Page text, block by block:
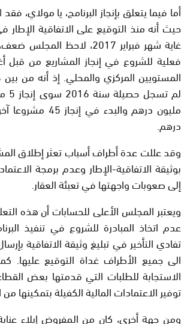
أما فيما يتعلق بإنجاز البرنامج، يا مولاي،
غاية شهر فبراير 2017، لاحظ
فعلية للشروع في إنجاز المشاريع من قبل
درهم.
وقد عللت عدة أطراف أسباب تعثر إطلاق
بوثيقة الاتفاقية-الإطار وعدم برمجة
إلى صعوبات واجهتها في تعبئة العقار.
ويعتبر المجلس الأعلى للحسابات أن هذه
عدم اتخاذ المبادرة للشروع في تنفيذ
تفادي التأخير في تبليغ وثيقة الاتفاقية
الى جميع الأطراف غداة التوقيع عليها.
الاستجابة للطلبات التي قدمتها بعض
توفير الاعتمادات المالية الكفيلة بتمكينها من
ومن جهة أخرى، كان من المفروض إيلاء